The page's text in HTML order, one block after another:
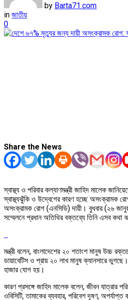
by Barta71.com
in জাতীয়
0
Share the News
স্বাস্থ্য ও পরিবার কল্যাণমন্ত্রী জাহিদ মালেক
স্বাস্থ্যঝুঁকি ও উদ্বেগের কারণ হচ্ছে অসংক্রামক
অসংক্রামক রোগ (এনসিডি) দায়ী। বুধবার (২৬
সম্মেলনে প্রধান অতিথির বক্তব্যে তিনি এসব কথা
মন্ত্রী বলেন, বাংলাদেশের ২০ শতাংশ মানুষ উচ্চ
ডায়াবেটিস ও প্রায় ২০ লাখ মানুষ ক্যানসারে
হাজার যোগ হয়।
কারণ প্রসঙ্গে জাহিদ মালেক বলেন, জীবন যাত্রার
ওবিসিটি, তামাকের ব্যবহার, পরিবেশ দূষণ,